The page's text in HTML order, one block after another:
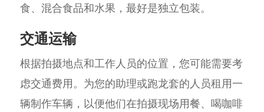
食、混合食品和水果，最好是独立包装。
交通运输
根据拍摄地点和工作人员的位置，您可能需要考
虑交通费用。为您的助理或跑龙套的人员租用一
辆制作车辆，以便他们在拍摄现场用餐、喝咖啡